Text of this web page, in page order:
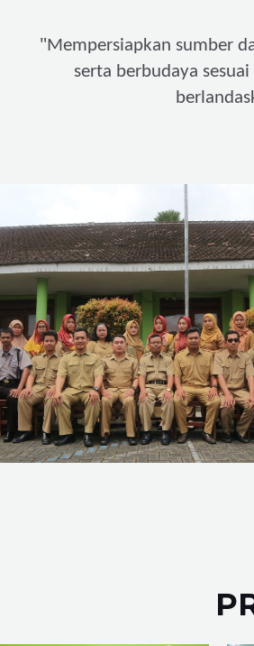
"Mempersiapkan sumber
serta berbudaya